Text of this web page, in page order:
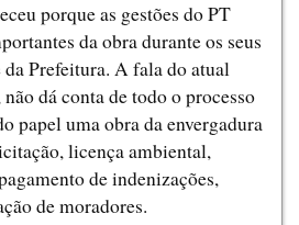
porque as gestões do PT
da obra durante os seus
da Prefeitura. A fala do atual
dá conta de todo o processo
papel uma obra da envergadura
licença ambiental,
de indenizações,
de moradores.